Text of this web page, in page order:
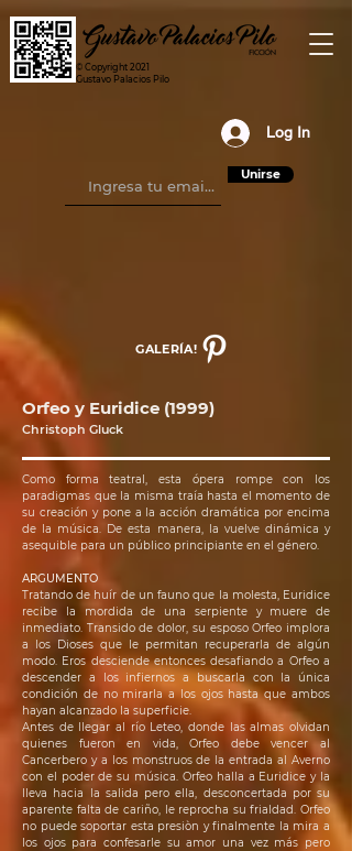
Log In
© Copyright 2021
Gustavo Palacios Pilo
Unirse
GALERÍA!
Orfeo y Euridice (1999)
Christoph Gluck
Como forma teatral, esta ópera rompe con los
paradigmas que la misma traía hasta el momento de
su creación y pone a la acción dramática por encima
de la música. De esta manera, la vuelve dinámica y
asequible para un público principiante en el género.
ARGUMENTO
Tratando de huír de un fauno que la molesta, Euridice
recibe la mordida de una serpiente y muere de
inmediato. Transido de dolor, su esposo Orfeo implora
a los Dioses que le permitan recuperarla de algún
modo. Eros desciende entonces desafiando a Orfeo a
descender a los infiernos a buscarla con la única
condición de no mirarla a los ojos hasta que ambos
hayan alcanzado la superficie.
Antes de llegar al río Leteo, donde las almas olvidan
quienes fueron en vida, Orfeo debe vencer al
Cancerbero y a los monstruos de la entrada al Averno
con el poder de su música. Orfeo halla a Euridice y la
lleva hacia la salida pero ella, desconcertada por su
aparente falta de cariño, le reprocha su frialdad. Orfeo
no puede soportar esta presiòn y finalmente la mira a
los ojos para confesarle su amor una vez más pero